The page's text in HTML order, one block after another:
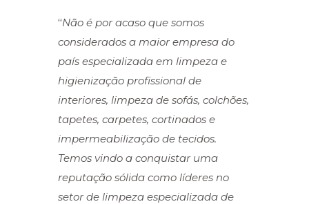
“Não é por acaso que somos
considerados a maior empresa do
país especializada em limpeza e
higienização profissional de
interiores, limpeza de sofás, colchões,
tapetes, carpetes, cortinados e
impermeabilização de tecidos.
Temos vindo a conquistar uma
reputação sólida como líderes no
setor de limpeza especializada de